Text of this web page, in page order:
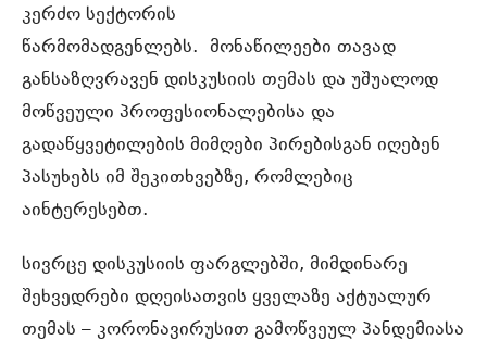
კერძო სექტორის
წარმომადგენლებს. მონაწილეები თავად
განსაზღვრავენ დისკუსიის თემას და უშუალოდ
მოწვეული პროფესიონალებისა და
გადაწყვეტილების მიმღები პირებისგან იღებენ
პასუხებს იმ შეკითხვებზე, რომლებიც
აინტერესებთ.
სივრცე დისკუსიის ფარგლებში, მიმდინარე
შეხვედრები დღეისათვის ყველაზე აქტუალურ
თემას – კორონავირუსით გამოწვეულ პანდემიასა